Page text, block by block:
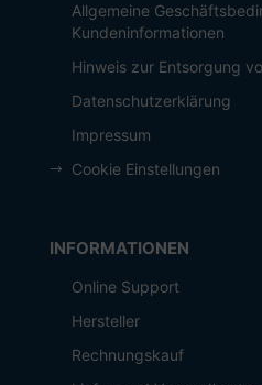
Allgemeine
Kundeninformationen
Hinweis zur Entsorgung
Datenschutzerklärung
Impressum
Cookie Einstellungen
INFORMATIONEN
Online Support
Hersteller
Rechnungskauf